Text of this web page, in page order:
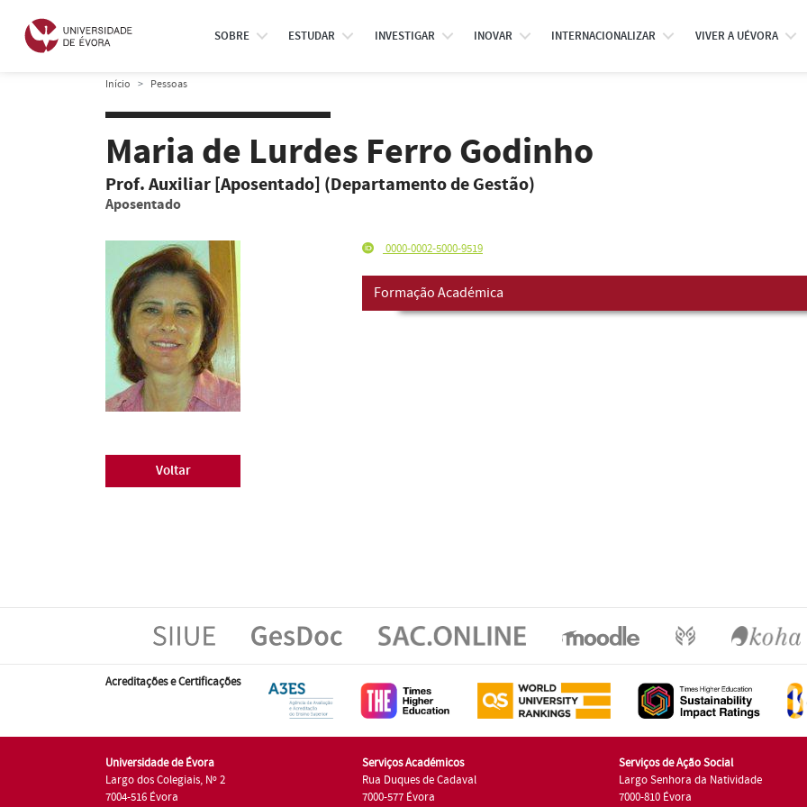
SOBRE ESTUDAR INVESTIGAR INOVAR INTERNACIONALIZAR VIVER A UÉVORA
Início Pessoas
Maria de Lurdes Ferro Godinho
Prof. Auxiliar [Aposentado] (Departamento de Gestão)
Aposentado
0000-0002-5000-9519
Formação Académica
Voltar
Acreditações e Certificações
Universidade de Évora
Largo dos Colegiais, Nº 2
7004-516 Évora
Serviços Académicos
Rua Duques de Cadaval
7000-577 Évora
Serviços de Ação Social
Largo Senhora da Natividade
7000-810 Évora